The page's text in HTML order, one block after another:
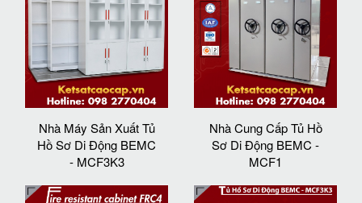
Nhà Máy Sản Xuất Tủ
Hồ Sơ Di Động BEMC
- MCF3K3
Nhà Cung Cấp Tủ Hồ
Sơ Di Động BEMC -
MCF1